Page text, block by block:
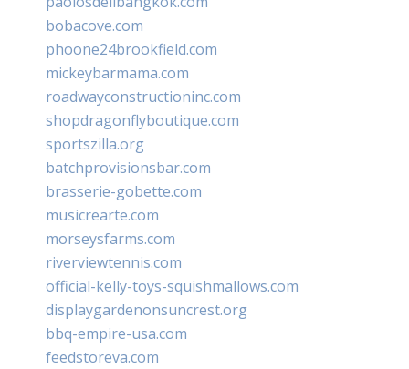
bobacove.com
phoone24brookfield.com
mickeybarmama.com
roadwayconstructioninc.com
shopdragonflyboutique.com
sportszilla.org
batchprovisionsbar.com
brasserie-gobette.com
musicrearte.com
morseysfarms.com
riverviewtennis.com
official-kelly-toys-squishmallows.com
displaygardenonsuncrest.org
bbq-empire-usa.com
feedstoreva.com